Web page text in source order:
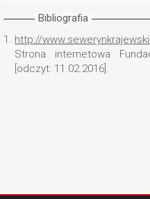
Bibliografia
1. http://
Strona internetowa
[odczyt: 11.02.2016].